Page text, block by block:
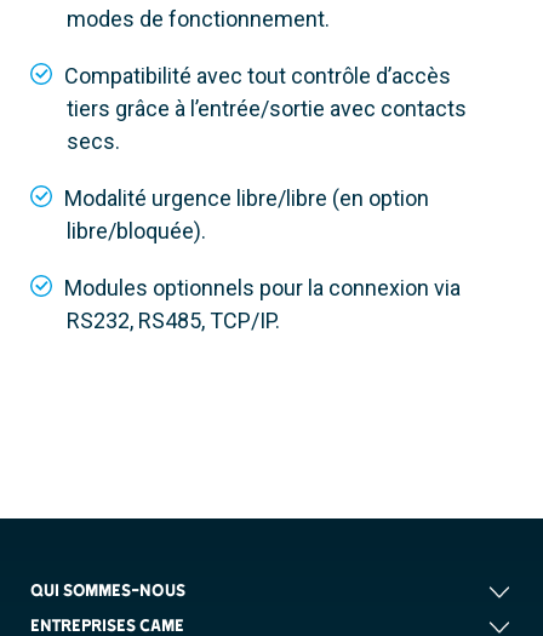
modes de fonctionnement.
Compatibilité avec tout contrôle d’accès
tiers grâce à l’entrée/sortie avec contacts
secs.
Modalité urgence libre/libre (en option
libre/bloquée).
Modules optionnels pour la connexion via
RS232, RS485, TCP/IP.
QUI SOMMES-NOUS
ENTREPRISES CAME